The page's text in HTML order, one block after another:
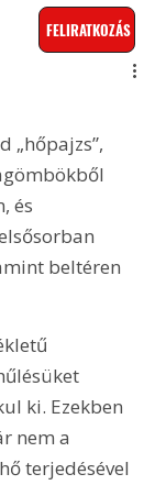
FELIRATKOZÁS
„hőpajzs”,
és
beltéren
ki. Ezekben
nem a
terjedésével